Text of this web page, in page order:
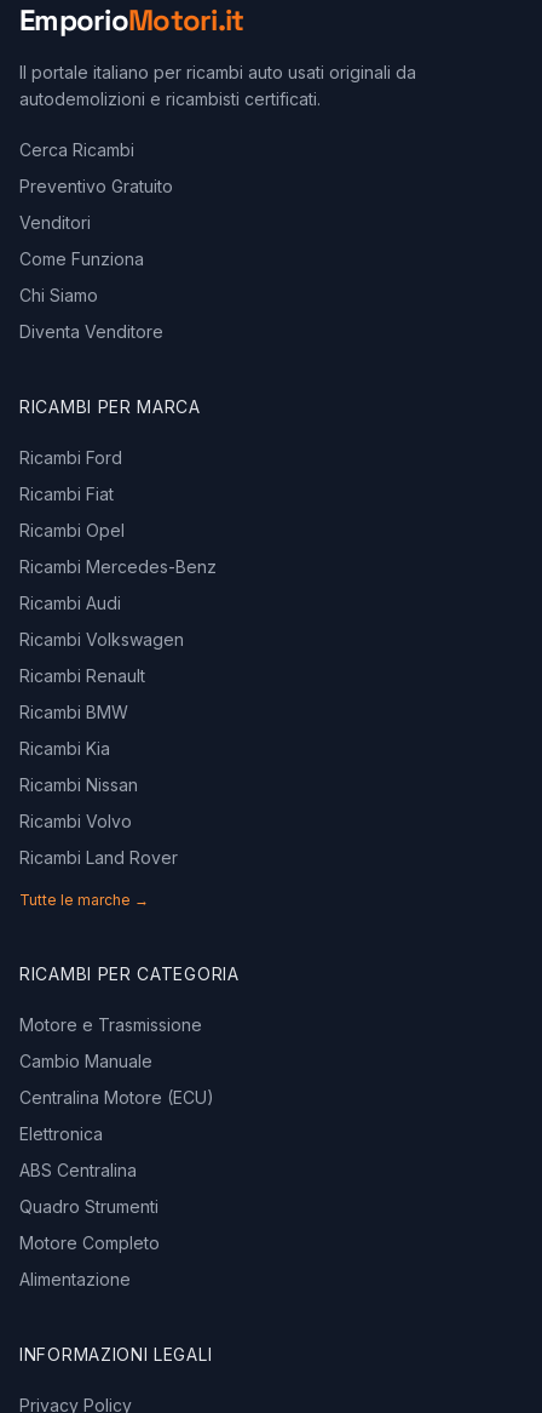
EmporioMotori.it
Il portale italiano per ricambi auto usati originali da
autodemolizioni e ricambisti certificati.
Cerca Ricambi
Preventivo Gratuito
Venditori
Come Funziona
Chi Siamo
Diventa Venditore
RICAMBI PER MARCA
Ricambi Ford
Ricambi Fiat
Ricambi Opel
Ricambi Mercedes-Benz
Ricambi Audi
Ricambi Volkswagen
Ricambi Renault
Ricambi BMW
Ricambi Kia
Ricambi Nissan
Ricambi Volvo
Ricambi Land Rover
Tutte le marche →
RICAMBI PER CATEGORIA
Motore e Trasmissione
Cambio Manuale
Centralina Motore (ECU)
Elettronica
ABS Centralina
Quadro Strumenti
Motore Completo
Alimentazione
INFORMAZIONI LEGALI
Privacy Policy